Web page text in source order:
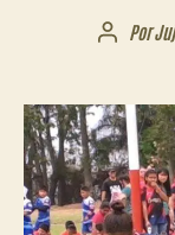
Autor
entrada
Por